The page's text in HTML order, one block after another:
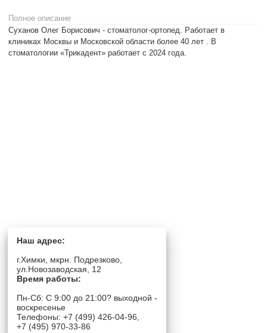
Полное описание
Суханов Олег Борисович - стоматолог-ортопед. Работает в
клиниках Москвы и Московской области более 40 лет . В
стоматологии «Трикадент» работает с 2024 года.
Наш адрес:
г.Химки, мкрн. Подрезково,
ул.Новозаводская, 12
Время работы:
Пн-Сб: C 9:00 до 21:00? выходной -
воскресенье
Телефоны: +7 (499) 426-04-96,
+7 (495) 970-33-86